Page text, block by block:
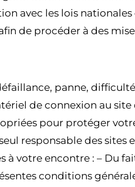
avec les lois nationales
de procéder à des
panne,
de connexion au
pour protéger
responsable des sites
votre encontre : – Du
conditions